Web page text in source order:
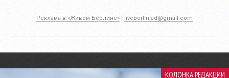
Реклама в «Живом Берлине» | liveberlin.ad@gmail.com
КОЛОНКА РЕДАКЦИИ